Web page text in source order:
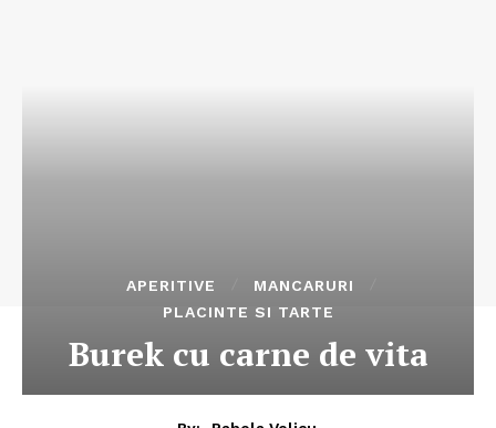
APERITIVE
MANCARURI
PLACINTE SI TARTE
Burek cu carne de vita